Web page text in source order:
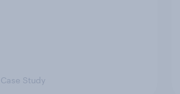
Case Study